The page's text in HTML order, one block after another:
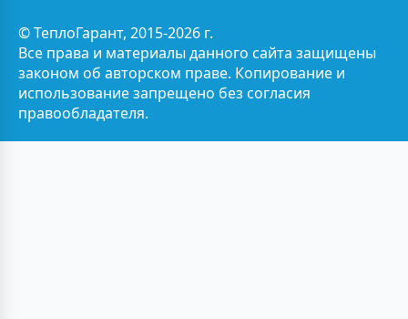
© ТеплоГарант, 2015-2026 г.
Все права и материалы данного сайта защищены
законом об авторском праве. Копирование и
использование запрещено без согласия
правообладателя.